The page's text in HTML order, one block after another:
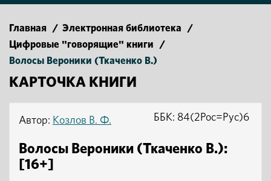
Главная / Электронная библиотека
/
Цифровые "говорящие" книги
/
Волосы Вероники (Ткаченко В.)
КАРТОЧКА КНИГИ
Автор: Козлов В. Ф.
Волосы Вероники (Ткаченко В.):
[16+]
ББК: 84(2Рос=Рус)6